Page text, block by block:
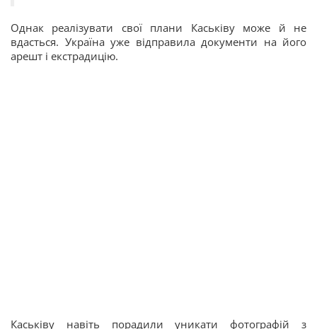
Однак реалізувати свої плани Каськіву може й не
вдасться. Україна уже відправила документи на його
арешт і екстрадицію.
Каськіву навіть порадили уникати фотографій з